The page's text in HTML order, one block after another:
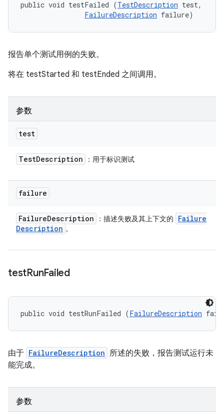
public void testFailed (TestDescription test,
FailureDescription failure)
报告单个测试用例的失败。
将在 testStarted 和 testEnded 之间调用。
参数
test
TestDescription ：用于标识测试
failure
FailureDescription ：描述失败及其上下文的
Failure
Description 。
testRunFailed
public void testRunFailed (FailureDescription
由于 FailureDescription 所述的失败，报告测试运行未
能完成。
参数